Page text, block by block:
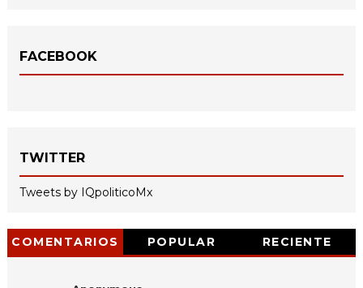
FACEBOOK
TWITTER
Tweets by IQpoliticoMx
COMENTARIOS POPULAR RECIENTE